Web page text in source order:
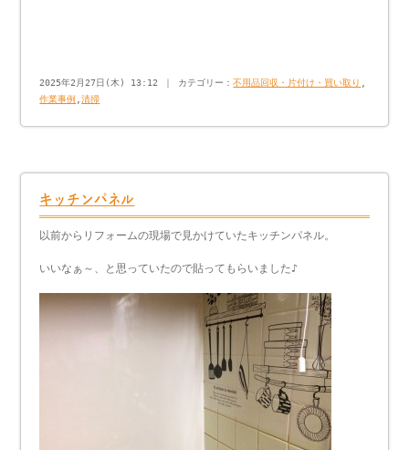
2025年2月27日(木) 13:12 ｜ カテゴリー：不用品回収・片付け・買い取り ,
作業事例 ,清掃
キッチンパネル
以前からリフォームの現場で見かけていたキッチンパネル。
いいなぁ～、と思っていたので貼ってもらいました♪